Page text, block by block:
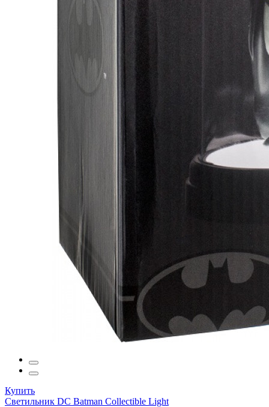
Купить
Светильник DC Batman Collectible Light